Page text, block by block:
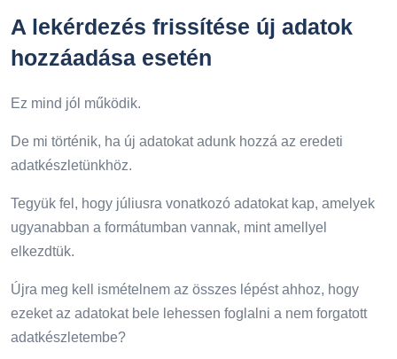
A lekérdezés frissítése új adatok
hozzáadása esetén
Ez mind jól működik.
De mi történik, ha új adatokat adunk hozzá az eredeti
adatkészletünkhöz.
Tegyük fel, hogy júliusra vonatkozó adatokat kap, amelyek
ugyanabban a formátumban vannak, mint amellyel
elkezdtük.
Újra meg kell ismételnem az összes lépést ahhoz, hogy
ezeket az adatokat bele lehessen foglalni a nem forgatott
adatkészletembe?